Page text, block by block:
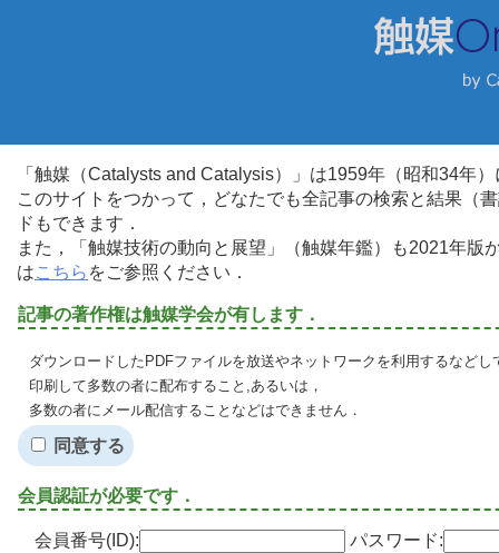
「触媒（Catalysts and Catalysis）」は1959年（昭和34年
このサイトをつかって，どなたでも全記事の検索と結果（
ドもできます．
また，「触媒技術の動向と展望」（触媒年鑑）も2021年
はこちら をご参照ください．
記事の著作権は触媒学会が有します．
ダウンロードしたPDFファイルを放送やネットワークを利用するなど
印刷して多数の者に配布すること,あるいは，
多数の者にメール配信することなどはできません．
同意する
会員認証が必要です．
会員番号(ID): パスワード: